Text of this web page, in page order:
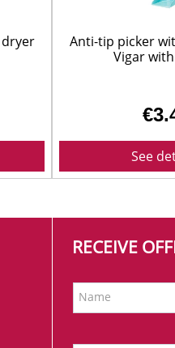
dryer
Anti-tip picker
Vigar
See
RECEIVE
Name